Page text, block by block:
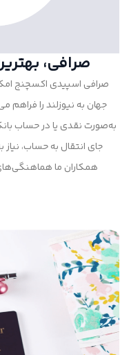
صرافی،
صرافی اسپیدی اکسچنج
جهان به نیوزلند را فراهم
به‌صورت نقدی یا در حساب
جای انتقال به حساب،
همکاران ما هماهنگی‌های